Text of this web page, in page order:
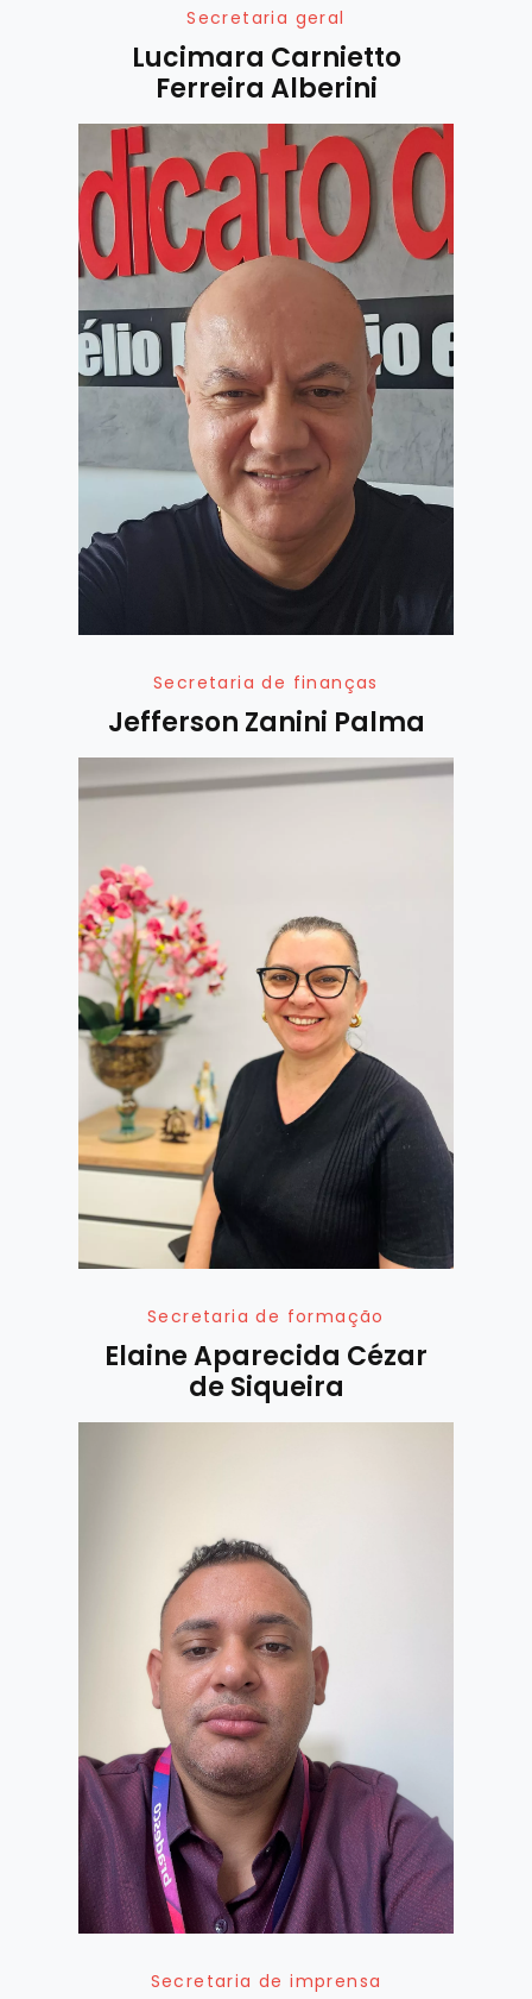
Secretaria geral
Lucimara Carnietto
Ferreira Alberini
Secretaria de finanças
Jefferson Zanini Palma
Secretaria de formação
Elaine Aparecida Cézar
de Siqueira
Secretaria de imprensa